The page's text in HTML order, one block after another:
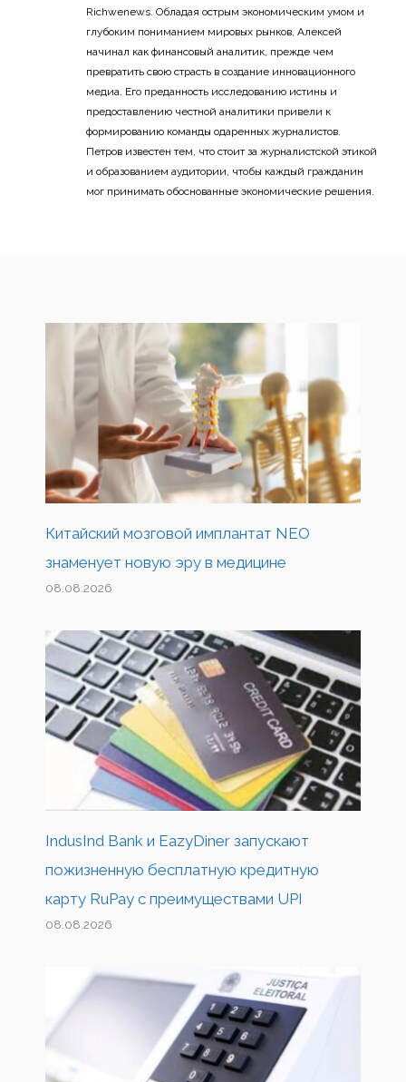
Richwenews. Обладая острым экономическим умом и
глубоким пониманием мировых рынков, Алексей
начинал как финансовый аналитик, прежде чем
превратить свою страсть в создание инновационного
медиа. Его преданность исследованию истины и
предоставлению честной аналитики привели к
формированию команды одаренных журналистов.
Петров известен тем, что стоит за журналистской этикой
и образованием аудитории, чтобы каждый гражданин
мог принимать обоснованные экономические решения.
Китайский мозговой имплантат NEO
знаменует новую эру в медицине
08.08.2026
IndusInd Bank и EazyDiner запускают
пожизненную бесплатную кредитную
карту RuPay с преимуществами UPI
08.08.2026